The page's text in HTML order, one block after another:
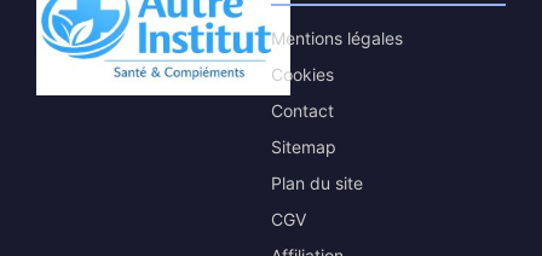
Mentions légales
Cookies
Contact
Sitemap
Plan du site
CGV